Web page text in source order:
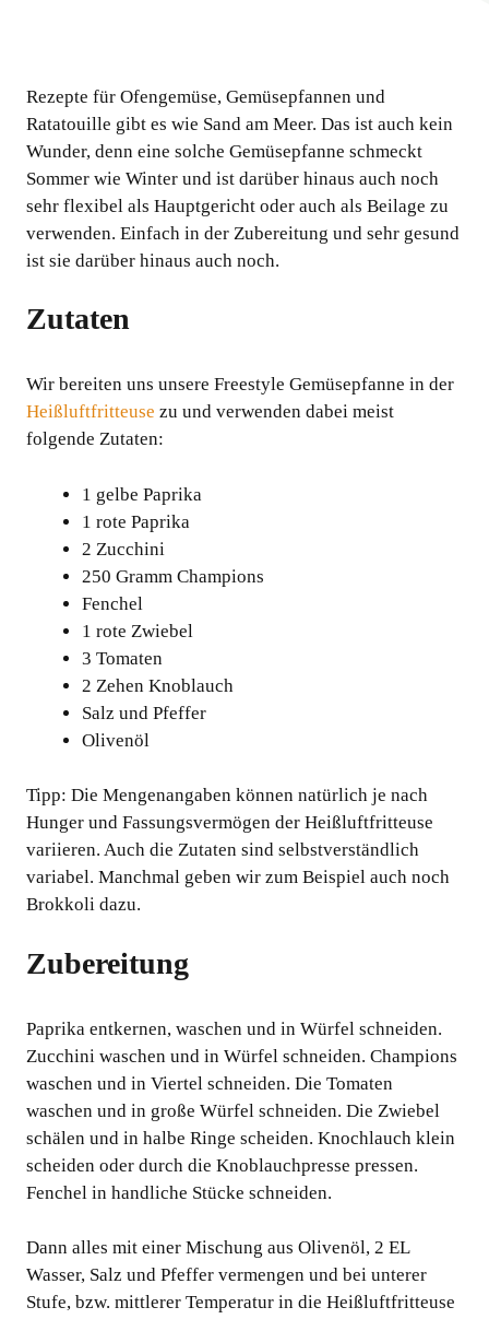
Rezepte für Ofengemüse, Gemüsepfannen und
Ratatouille gibt es wie Sand am Meer. Das ist auch kein
Wunder, denn eine solche Gemüsepfanne schmeckt
Sommer wie Winter und ist darüber hinaus auch noch
sehr flexibel als Hauptgericht oder auch als Beilage zu
verwenden. Einfach in der Zubereitung und sehr gesund
ist sie darüber hinaus auch noch.
Zutaten
Wir bereiten uns unsere Freestyle Gemüsepfanne in der
Heißluftfritteuse zu und verwenden dabei meist
folgende Zutaten:
1 gelbe Paprika
1 rote Paprika
2 Zucchini
250 Gramm Champions
Fenchel
1 rote Zwiebel
3 Tomaten
2 Zehen Knoblauch
Salz und Pfeffer
Olivenöl
Tipp: Die Mengenangaben können natürlich je nach
Hunger und Fassungsvermögen der Heißluftfritteuse
variieren. Auch die Zutaten sind selbstverständlich
variabel. Manchmal geben wir zum Beispiel auch noch
Brokkoli dazu.
Zubereitung
Paprika entkernen, waschen und in Würfel schneiden.
Zucchini waschen und in Würfel schneiden. Champions
waschen und in Viertel schneiden. Die Tomaten
waschen und in große Würfel schneiden. Die Zwiebel
schälen und in halbe Ringe scheiden. Knochlauch klein
scheiden oder durch die Knoblauchpresse pressen.
Fenchel in handliche Stücke schneiden.
Dann alles mit einer Mischung aus Olivenöl, 2 EL
Wasser, Salz und Pfeffer vermengen und bei unterer
Stufe, bzw. mittlerer Temperatur in die Heißluftfritteuse